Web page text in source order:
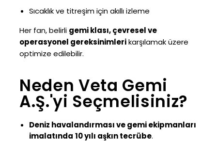
Sıcaklık ve titreşim için akıllı izleme
Her fan, belirli gemi klası, çevresel ve
operasyonel gereksinimlerikarşılamak üzere
optimize edilebilir.
Neden Veta Gemi
A.Ş.'yi Seçmelisiniz?
Deniz havalandırması ve gemi ekipmanları
imalatında 10 yılı aşkın tecrübe.